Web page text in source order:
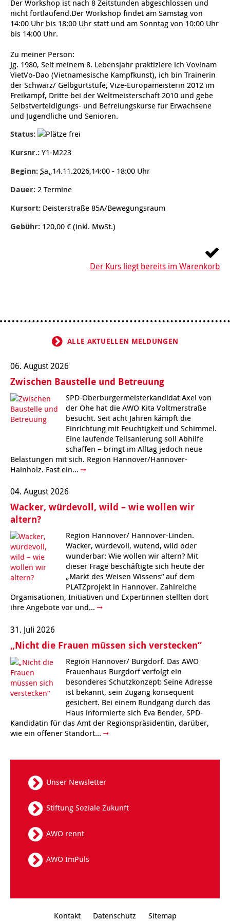
Ortsverein Alt-Laatzen
Ortsverein Arnum
Ortsverein Barsinghausen
Ortsverein Bennigsen
Ortsverein Bredenbeck
Ortsverein Großburgwedel
Ortsverein Godshorn
Ortsverein Garbsen
Ortsverein Fuhrberg
Ortsverein Berenbostel
Ortsverein Burgdorf
Ortsverein Engelbostel-Schulenburg
Verein für Kinderkultur e.V.
Familienzentrum
Kindertagesstätte Freytagstraße
Kindertagesstätte Gehägestraße
Kindertagesstätte Gottfried-Keller-Straße /
Familienzentrum
Kindertagesstätte Große Pranke
Kindertagesstätte Herbartstraße
Krippe Höltystraße
Kindertagesstätte Ibykusweg / Familienzentrum
Kindertagesstätte Klaus-Müller-Kilian-Weg /
“Mäuseburg” / Familienzentrum
Kindertagesstätte Langes Feld “Deisterspatzen”
Kindertagesstätte Moorlilienweg /
Familienzentrum
Kindertagesstätte Petermannstraße /
Familienzentrum
Kindertagesstätte Pfarrlandplatz
Kindertagesstätte Rosenbergstraße
Krippe Schleswiger Straße
Kindertagesstätte Sylter Weg
Kindertagesstätte Voltmerstraße
Kindertagesstätte Wiehbergstraße
Kindertagesstätte Eichsfelder Straße
Kindertagesstätte Elmstraße / Familienzentrum
Kindertagesstätte Freudenthalstraße /
Familienzentrum
Kindertagesstätte Freytagstraße
Kindertagesstätte Gehägestraße
Kindertagesstätte Gorch-Fock-Straße
Kindertagesstätte Gottfried-Keller-Straße /
Kindertagesstätte Große Pranke
Kindertagesstätte Harenberger Straße
Kindertagesstätte Hiltrud-Grote-Weg
Kindertagesstätte Johannes-Lau-Hof
Kindertagesstätte Kapellenbrink /
Familienzentrum
Kindertagesstätte Klaus-Müller-Kilian-Weg /
“Mäuseburg” / Familienzentrum
Kindertagesstätte König-Ludwig-Straße
Kindertagesstätte Langes Feld “Deisterspatzen”
Kindertagesstätte Levester Straße
Kindertagesstätte Moorlilienweg /
Kindertagesstätte Mühenkamp / Familienzentrum
Familienzentrum
Kindertagesstätte Pfarrlandplatz
Hör- und Sprachheilkindergarten Ratswiese
Kindertagesstätte Rosenbergstraße
Kindertagesstätte Schneiderberg
Familienzentrum
Kindertagesstätte Sylter Weg
Kindertagesstätte Tresckowstraße
Kindertagesstätte Voltmerstraße
Kindertagesstätte Mühenkamp / Familienzentrum
Kindertagesstätte Pfarrlandplatz
Kindertagesstätte Rosenbergstraße
Hort Salzmannstraße
Kindertagesstätte Schweriner Straße /
Familienzentrum
Außenstelle Hort Stenhusenstraße
Kindertagesstätte Sylter Weg
Familienzentrum
Kindertagesstätte Mühenkamp / Familienzentrum
Kindertagesstätte Petermannstraße /
Familienzentrum
Kindertagesstätte Schweriner Straße /
Familienzentrum
Qi Gong
Life Kinetik
Yoga mit Baby
Yoga in der Schwangerschaft
Stretch und Relax
Fitness für Frauen
Familienberatungsstelle
Infotelefon
Online Pflege- und Seniorenberatung
werden!
Helfende Hände
Pflege und Wohnen
Wohnen für Alleinerziehende
Beratungsangebote
Jugendliche
Jugendwohnen im Stadtteil
Ältere Menschen
Behördenbegleitung und Formularausfüllhilfe
Mehrsprachige Beratung
Wegweiser Seniorenkompass
Infotelefon
Migration
Berufssprachkurse
Migrationsberatung für junge Menschen
Interkulturelle Beratung für ältere Menschen
Menschen mit Behinderungen
Betreuer
Der Workshop ist nach 8 Zeitstunden abgeschlossen und
nicht fortlaufend.Der Workshop findet am Samstag von
14:00 Uhr bis 18:00 Uhr statt und am Sonntag von 10:00 Uhr
bis 14:00 Uhr.
Zu meiner Person:
Jg. 1980, Seit meinem 8. Lebensjahr praktiziere ich Vovinam
VietVo-Dao (Vietnamesische Kampfkunst), ich bin Trainerin
der Schwarz/ Gelbgurtstufe, Vize-Europameisterin 2012 im
Freikampf, Dritte bei der Weltmeisterschaft 2010 und gebe
Selbstverteidigungs- und Befreiungskurse für Erwachsene
und Jugendliche und Senioren.
Status:
Kursnr.: Y1-M223
Beginn: Sa.,14.11.2026,14:00 - 18:00 Uhr
Dauer: 2 Termine
Kursort: Deisterstraße 85A/Bewegungsraum
Gebühr: 120,00 € (inkl. MwSt.)
Der Kurs liegt bereits im Warenkorb
ALLE AKTUELLEN MELDUNGEN
06. August 2026
Zwischen Baustelle und Betreuung
SPD-Oberbürgermeisterkandidat Axel von
der Ohe hat die AWO Kita Voltmerstraße
besucht. Seit acht Jahren kämpft die
Einrichtung mit Feuchtigkeit und Schimmel.
Eine laufende Teilsanierung soll Abhilfe
schaffen – bringt im Alltag jedoch neue
Belastungen mit sich. Region Hannover/Hannover-
Hainholz. Fast ein...
04. August 2026
Wacker, würdevoll, wild – wie wollen wir
altern?
Region Hannover/ Hannover-Linden.
Wacker, würdevoll, wütend, wild oder
wunderbar: Wie wollen wir altern? Mit
dieser Frage beschäftigte sich heute der
„Markt des Weisen Wissens“ auf dem
PLATZprojekt in Hannover. Zahlreiche
Organisationen, Initiativen und Expertinnen stellten dort
ihre Angebote vor und...
31. Juli 2026
„Nicht die Frauen müssen sich verstecken“
Region Hannover/ Burgdorf. Das AWO
Frauenhaus Burgdorf verfolgt ein
besonderes Schutzkonzept: Seine Adresse
ist bekannt, sein Zugang konsequent
gesichert. Bei einem Rundgang durch das
Haus informierte sich Eva Bender, SPD-
Kandidatin für das Amt der Regionspräsidentin, darüber,
wie ein offener Standort...
Unser Newsletter
Stiftung Soziale Zukunft
AWO rennt
AWO ImPuls
Kontakt Datenschutz Sitemap